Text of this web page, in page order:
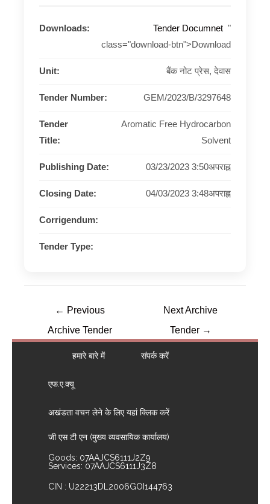
Downloads: Tender Documnet "
class="download-btn">Download
Unit: बैंक नोट प्रेस, देवास
Tender Number: GEM/2023/B/3297648
Tender
Title:
Aromatic Free Hydrocarbon
Solvent
Publishing Date: 03/23/2023 3:50अपराह्न
Closing Date: 04/03/2023 3:48अपराह्न
Corrigendum:
Tender Type:
← Previous
Archive Tender
Next Archive
Tender →
हमारे बारे में संपर्क करें
एफ.ए.क्यू
अखंडता वचन लेने के लिए यहां क्लिक करें
जी एस टी एन (मुख्य व्यवसायिक कार्यालय)
Goods: 07AAJCS6111J2Z9
Services: 07AAJCS6111J3Z8
CIN : U22213DL2006GOI144763